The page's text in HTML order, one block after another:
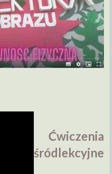
Ćwiczenia
śródlekcyjne